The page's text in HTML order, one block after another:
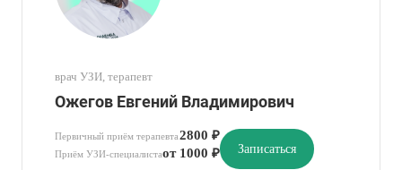
врач УЗИ, терапевт
Ожегов Евгений Владимирович
Первичный приём терапевта2800 ₽
Приём УЗИ-специалистаот 1000 ₽ Записаться